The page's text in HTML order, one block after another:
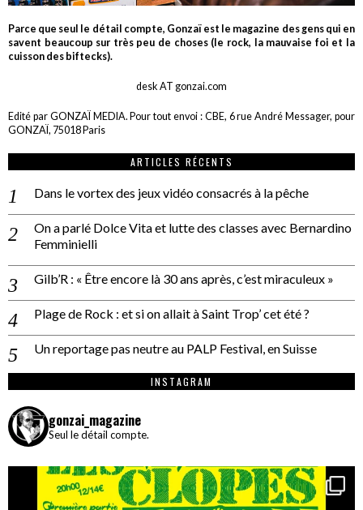
Parce que seul le détail compte, Gonzaï est le magazine des gens qui en
savent beaucoup sur très peu de choses (le rock, la mauvaise foi et la
cuisson des biftecks).
desk AT gonzai.com
Edité par GONZAÏ MEDIA. Pour tout envoi : CBE, 6 rue André Messager, pour
GONZAÏ, 75018 Paris
ARTICLES RÉCENTS
Dans le vortex des jeux vidéo consacrés à la pêche
On a parlé Dolce Vita et lutte des classes avec Bernardino
Femminielli
Gilb’R : « Être encore là 30 ans après, c’est miraculeux »
Plage de Rock : et si on allait à Saint Trop’ cet été ?
Un reportage pas neutre au PALP Festival, en Suisse
INSTAGRAM
gonzai_magazine
Seul le détail compte.